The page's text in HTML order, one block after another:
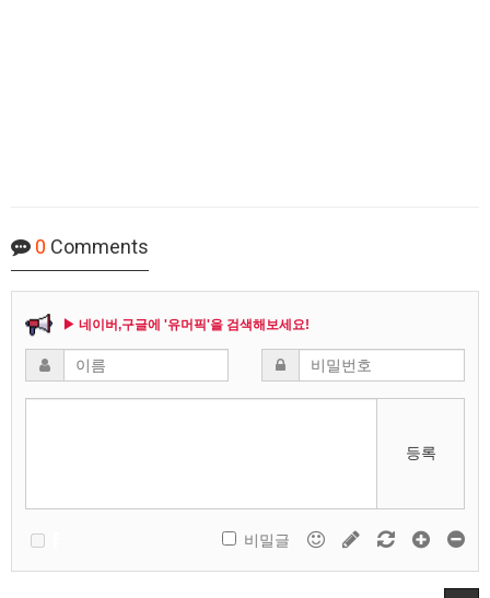
0 Comments
▶ 네이버,구글에 '유머픽'을 검색해보세요!
등록
비밀글